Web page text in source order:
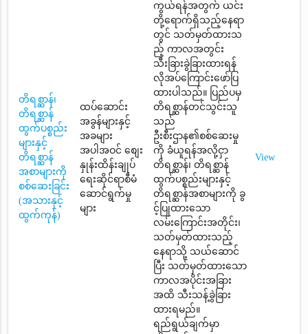
တိရစ္ဆာန်၊
တိရစ္ဆာန်
ထွက်ပစ္စည်း
များနှင့်
တိရစ္ဆာန်
အစာများကို
စစ်ဆေးခြင်း
(အသားနှင့်
ထွက်ကုန်)
ထပ်ဆောင်း
အခွန်များနှင့်
အခများ
အပါအဝင် စျေး
နှုန်းထိန်းချုပ်
ရေးဆိုင်ရာစီမံ
ဆောင်ရွက်မှု
များ
ကွယ်ရန်အတွက် ယင်း
တို့ရောက်ရှိသည့်နေရာ
တွင် သတ်မှတ်ထားသ
ည့် ကာလအတွင်း
သီးခြားခွဲခြားထားရန်
လိုအပ်ကြောင်းဖော်ပြ
ထားပါသည်။ ပြည်ပမှ
တိရစ္ဆာန်တင်သွင်းသူ
သည်
ဦးစီးဌာန၏စစ်ဆေးမှု
ကို ခံယူရန်အလို့ငှာ
တိရစ္ဆာန်၊ တိရစ္ဆာန်
ထွက်ပစ္စည်းများနှင့်
တိရစ္ဆာန်အစာများကို ခွ
င့်ပြုထားသော
လမ်းကြောင်းအတိုင်း၊
သတ်မှတ်ထားသည့်
နေရာသို့ သယ်ဆောင်
ပြီး သတ်မှတ်ထားသော
ကာလအပိုင်းအခြား
အထိ သီးသန့်ခွဲခြား
ထားရမည်။
ရည်ရွယ်ချက်မှာ
View